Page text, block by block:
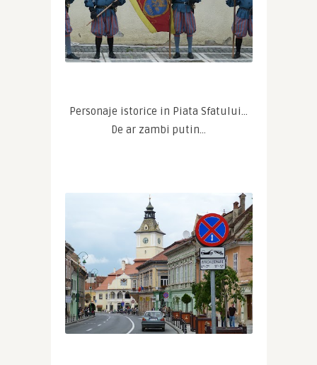
Personaje istorice in Piata Sfatului…
De ar zambi putin…